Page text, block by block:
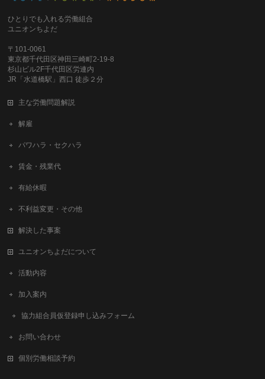
ひとりでも入れる労働組合
ユニオンちよだ
〒101-0061
東京都千代田区神田三崎町2-19-8
杉山ビル2F千代田区労連内
JR「水道橋駅」西口 徒歩２分
主な労働問題解説
解雇
パワハラ・セクハラ
賃金・残業代
有給休暇
不利益変更・その他
解決した事案
ユニオンちよだについて
活動内容
加入案内
協力組合員仮登録申し込みフォーム
お問い合わせ
個別労働相談予約